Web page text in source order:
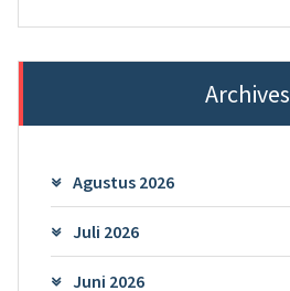
Archives
Agustus 2026
Juli 2026
Juni 2026